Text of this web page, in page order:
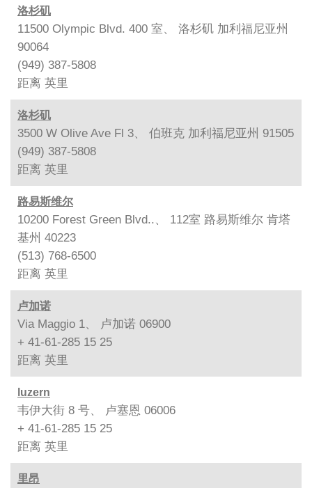
洛杉矶
11500 Olympic Blvd. 400 室、 洛杉矶 加利福尼亚州
90064
(949) 387-5808
距离 英里
洛杉矶
3500 W Olive Ave Fl 3、 伯班克 加利福尼亚州 91505
(949) 387-5808
距离 英里
路易斯维尔
10200 Forest Green Blvd..、 112室 路易斯维尔 肯塔
基州 40223
(513) 768-6500
距离 英里
卢加诺
Via Maggio 1、 卢加诺 06900
+ 41-61-285 15 25
距离 英里
luzern
韦伊大街 8 号、 卢塞恩 06006
+ 41-61-285 15 25
距离 英里
里昂